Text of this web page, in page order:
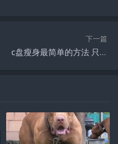
下一篇
c盘瘦身最简单的方法 只需6步【必看】